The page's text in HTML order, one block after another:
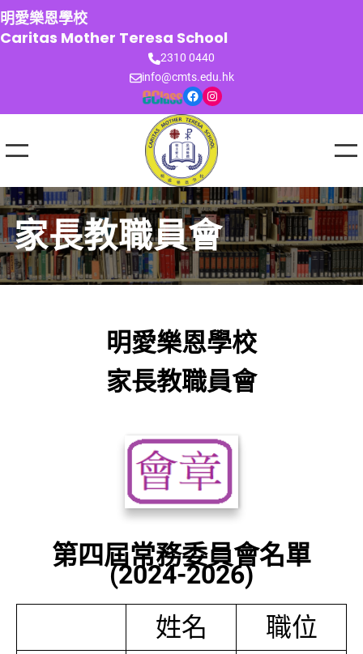
跳
至
主
明愛樂恩學校
Caritas Mother Teresa School
2310 0440
info@cmts.edu.hk
Facebook Instagram
家長教職員會
明愛樂恩學校
家長教職員會
第四屆常務委員會名單
(2024-2026)
姓名
職位